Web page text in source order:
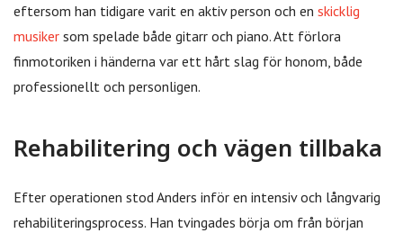
eftersom han tidigare varit en aktiv person och en skicklig
musiker som spelade både gitarr och piano. Att förlora
finmotoriken i händerna var ett hårt slag för honom, både
professionellt och personligen.
Rehabilitering och vägen tillbaka
Efter operationen stod Anders inför en intensiv och långvarig
rehabiliteringsprocess. Han tvingades börja om från början